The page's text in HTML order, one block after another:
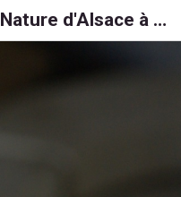
Paule & Michel Ehrhardt - Nature d'Alsace à 6, 8 et 1000 pattes